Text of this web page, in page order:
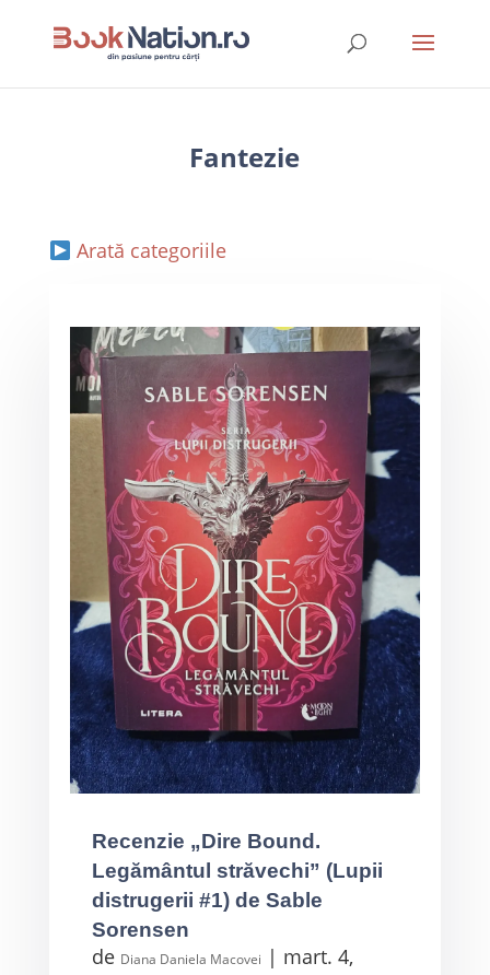
Fantezie
Arată categoriile
Recenzie „Dire Bound.
Legământul străvechi” (Lupii
distrugerii #1) de Sable
Sorensen
de Diana Daniela Macovei | mart. 4,